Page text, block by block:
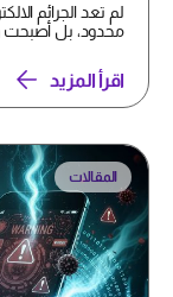
لم تعد الجرائم
محدود، بل أصبحت
اقرأ المزيد
المقالات